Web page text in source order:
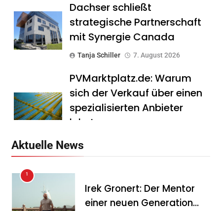
Dachser schließt
strategische Partnerschaft
mit Synergie Canada
Tanja Schiller 7. August 2026
PVMarktplatz.de: Warum
sich der Verkauf über einen
spezialisierten Anbieter
lohnt
Mitarbeitergespräch pro
Jahr nichts verändert – und
Aktuelle News
1
Irek Gronert: Der Mentor
einer neuen Generation